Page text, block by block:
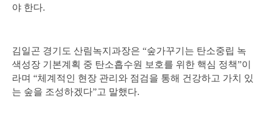
야 한다.
김일곤 경기도 산림녹지과장은 “숲가꾸기는 탄소중립 녹
색성장 기본계획 중 탄소흡수원 보호를 위한 핵심 정책”이
라며 “체계적인 현장 관리와 점검을 통해 건강하고 가치 있
는 숲을 조성하겠다”고 말했다.